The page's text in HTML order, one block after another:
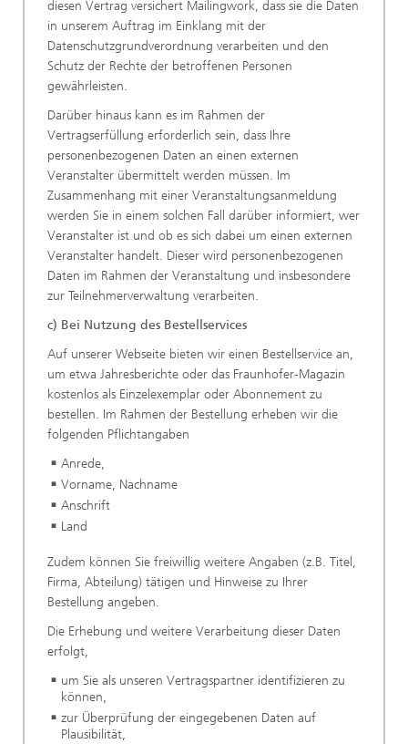
diesen Vertrag versichert Mailingwork, dass sie die Daten
in unserem Auftrag im Einklang mit der
Datenschutzgrundverordnung verarbeiten und den
Schutz der Rechte der betroffenen Personen
gewährleisten.
Darüber hinaus kann es im Rahmen der
Vertragserfüllung erforderlich sein, dass Ihre
personenbezogenen Daten an einen externen
Veranstalter übermittelt werden müssen. Im
Zusammenhang mit einer Veranstaltungsanmeldung
werden Sie in einem solchen Fall darüber informiert, wer
Veranstalter ist und ob es sich dabei um einen externen
Veranstalter handelt. Dieser wird personenbezogenen
Daten im Rahmen der Veranstaltung und insbesondere
zur Teilnehmerverwaltung verarbeiten.
c) Bei Nutzung des Bestellservices
Auf unserer Webseite bieten wir einen Bestellservice an,
um etwa Jahresberichte oder das Fraunhofer-Magazin
kostenlos als Einzelexemplar oder Abonnement zu
bestellen. Im Rahmen der Bestellung erheben wir die
folgenden Pflichtangaben
Anrede,
Vorname, Nachname
Anschrift
Land
Zudem können Sie freiwillig weitere Angaben (z.B. Titel,
Firma, Abteilung) tätigen und Hinweise zu Ihrer
Bestellung angeben.
Die Erhebung und weitere Verarbeitung dieser Daten
erfolgt,
um Sie als unseren Vertragspartner identifizieren zu
können,
zur Überprüfung der eingegebenen Daten auf
Plausibilität,